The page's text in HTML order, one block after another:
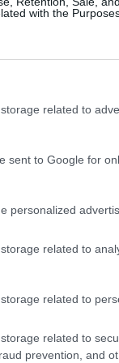
with the
related to
sent to Google for
personalized
related to
related to
related to
prevention, and
2024 19:52
νοθευμενες.Στις
2024 20:23
(@hermes_w)